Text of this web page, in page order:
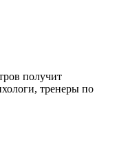
получит
тренеры по